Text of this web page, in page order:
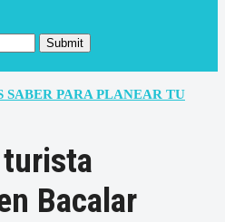
Submit
SABER PARA PLANEAR TU
turista
Bacalar